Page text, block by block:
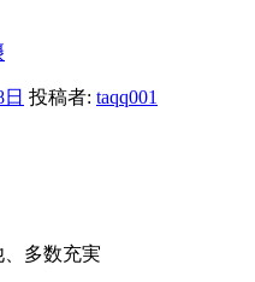
投稿者: taqq001
多数充実